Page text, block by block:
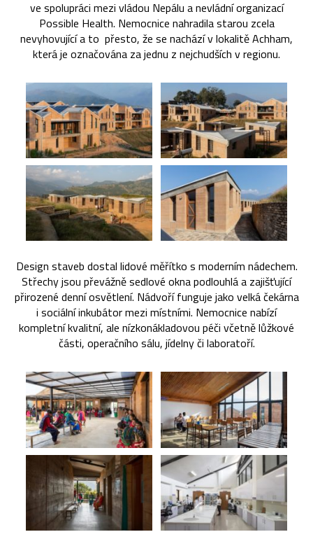
ve spolupráci mezi vládou Nepálu a nevládní organizací
Possible Health. Nemocnice nahradila starou zcela
nevyhovující a to přesto, že se nachází v lokalitě Achham,
která je označována za jednu z nejchudších v regionu.
Design staveb dostal lidové měřítko s moderním nádechem.
Střechy jsou převážně sedlové okna podlouhlá a zajišťující
přirozené denní osvětlení. Nádvoří funguje jako velká čekárna
i sociální inkubátor mezi místními. Nemocnice nabízí
kompletní kvalitní, ale nízkonákladovou péči včetně lůžkové
části, operačního sálu, jídelny či laboratoří.